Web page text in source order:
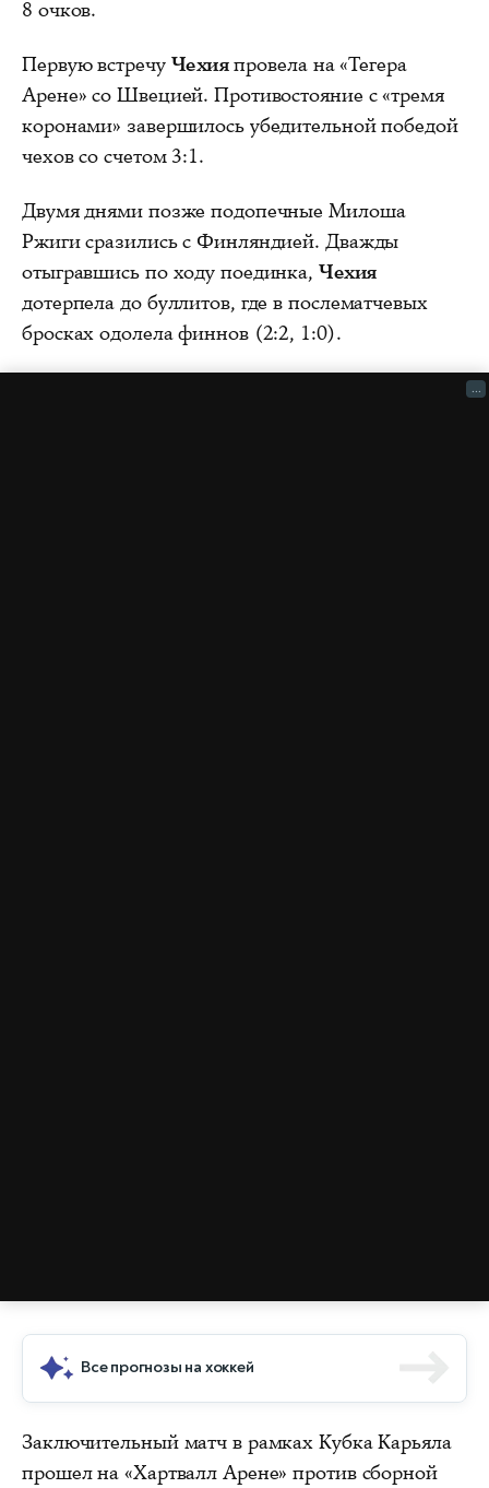
8 очков.
Первую встречу Чехияпровела на «Тегера
Арене» со Швецией. Противостояние с «тремя
коронами» завершилось убедительной победой
чехов со счетом 3:1.
Двумя днями позже подопечные Милоша
Ржиги сразились с Финляндией. Дважды
отыгравшись по ходу поединка, Чехия
дотерпела до буллитов, где в послематчевых
бросках одолела финнов (2:2, 1:0).
...
Все прогнозы на хоккей
Заключительный матч в рамках Кубка Карьяла
прошел на «Хартвалл Арене» против сборной